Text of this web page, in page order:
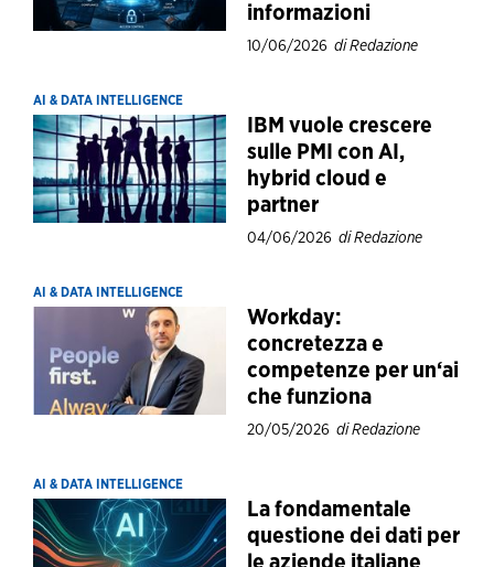
informazioni
10/06/2026 di Redazione
AI & DATA INTELLIGENCE
IBM vuole crescere
sulle PMI con AI,
hybrid cloud e
partner
04/06/2026 di Redazione
AI & DATA INTELLIGENCE
Workday:
concretezza e
competenze per un‘ai
che funziona
20/05/2026 di Redazione
AI & DATA INTELLIGENCE
La fondamentale
questione dei dati per